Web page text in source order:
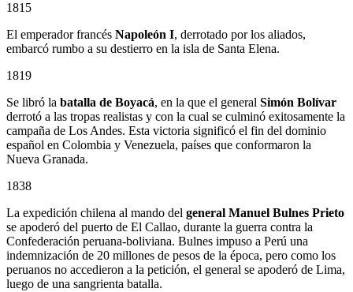
1815
El emperador francés Napoleón I, derrotado por los aliados,
embarcó rumbo a su destierro en la isla de Santa Elena.
1819
Se libró la batalla de Boyacá, en la que el general Simón Bolívar
derrotó a las tropas realistas y con la cual se culminó exitosamente la
campaña de Los Andes. Esta victoria significó el fin del dominio
español en Colombia y Venezuela, países que conformaron la
Nueva Granada.
1838
La expedición chilena al mando del general Manuel Bulnes Prieto
se apoderó del puerto de El Callao, durante la guerra contra la
Confederación peruana-boliviana. Bulnes impuso a Perú una
indemnización de 20 millones de pesos de la época, pero como los
peruanos no accedieron a la petición, el general se apoderó de Lima,
luego de una sangrienta batalla.